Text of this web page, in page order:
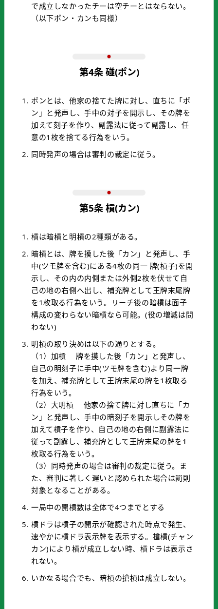
で成立しなかったチーは空チーとはならない。
（以下ポン・カンも同様）
第4条 碰(ポン)
ポンとは、他家の捨てた牌に対し、直ちに「ポ
ン」と発声し、手中の対子を開示し、その牌を
加えて刻子を作り、副露法に従って副露し、任
意の1枚を捨てる行為をいう。
同時発声の場合は審判の裁定に従う。
第5条 槓(カン)
槓は暗槓と明槓の2種類がある。
暗槓とは、牌を摸した後「カン」と発声し、手
中(ツモ牌を含む)にある4枚の同一 牌(槓子)を開
示し、その内の内側または外側2枚を伏せて自
己の地の右側へ出し、補充牌として王牌末尾牌
を1枚取る行為をいう。リーチ後の暗槓は面子
構成の変わらない暗槓なら可能。(役の増減は問
わない)
明槓の取り決めは以下の通りとする。
（1）加槓 牌を摸した後「カン」と発声し、
自己の明刻子に手中(ツモ牌を含む)より同一牌
を加え、補充牌として王牌末尾の牌を1枚取る
行為をいう。
（2）大明槓 他家の捨て牌に対し直ちに「カ
ン」と発声し、手中の暗刻子を開示しその牌を
加えて槓子を作り、自己の地の右側に副露法に
従って副露し、補充牌として王牌末尾の牌を1
枚取る行為をいう。
（3）同時発声の場合は審判の裁定に従う。ま
た、審判に著しく遅いと認められた場合は罰則
対象となることがある。
一局中の開槓数は全体で4つまでとする
槓ドラは槓子の開示が確認された時点で発生、
速やかに槓ドラ表示牌を表示する。搶槓(チャン
カン)により槓が成立しない時、槓ドラは表示さ
れない。
いかなる場合でも、暗槓の搶槓は成立しない。